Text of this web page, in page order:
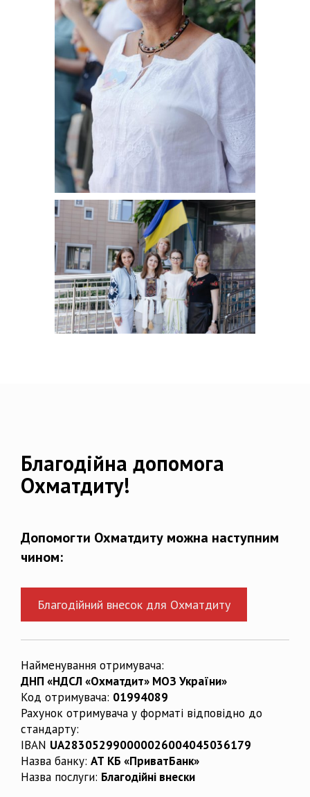
Благодійна допомога
Охматдиту!
Допомогти Охматдиту можна наступним
чином:
Благодійний внесок для Охматдиту
Найменування отримувача:
ДНП «НДСЛ «Охматдит» МОЗ України»
Код отримувача: 01994089
Рахунок отримувача у форматі відповідно до
стандарту:
IBAN UA283052990000026004045036179
Назва банку: АТ КБ «ПриватБанк»
Назва послуги: Благодійні внески